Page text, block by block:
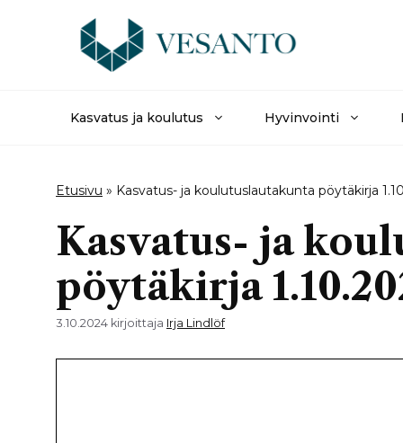
Kasvatus ja koulutus Hyvinvointi
Etusivu » Kasvatus- ja koulutuslautakunta pöytäkirja
Kasvatus- ja
pöytäkirja
3.10.2024 kirjoittaja Irja Lindlöf